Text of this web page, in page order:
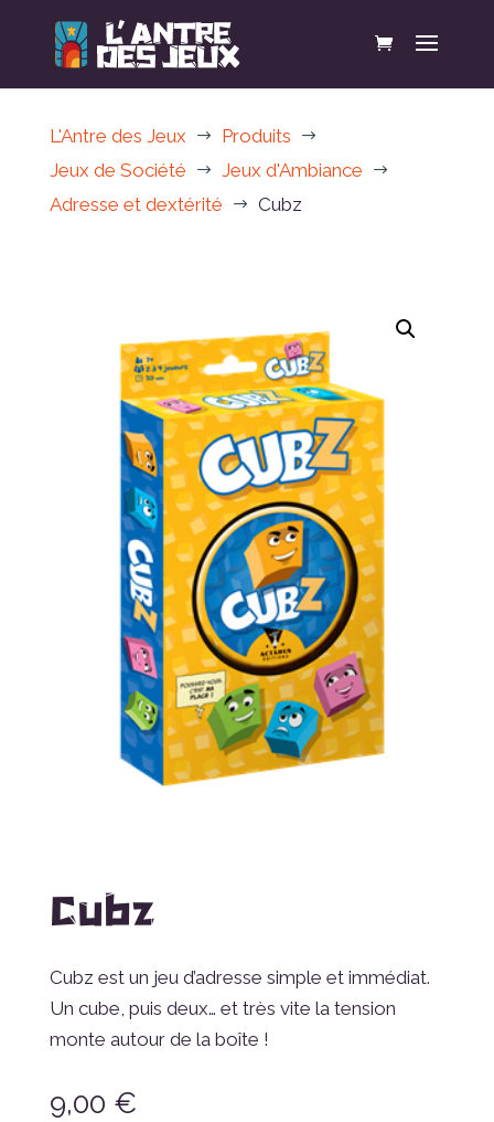
L'Antre des Jeux $ Produits $
Jeux de Société $ Jeux d'Ambiance $
Adresse et dextérité $ Cubz
Cubz
Cubz est un jeu d’adresse simple et immédiat.
Un cube, puis deux… et très vite la tension
monte autour de la boîte !
9,00 €